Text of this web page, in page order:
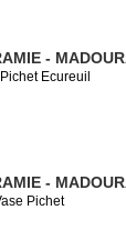
-
Ecureuil
-
Pichet